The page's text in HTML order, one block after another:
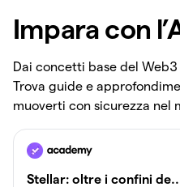
Impara con
Dai concetti base del
Trova guide e
muoverti con sicurezza nel
Stellar: oltre i confini